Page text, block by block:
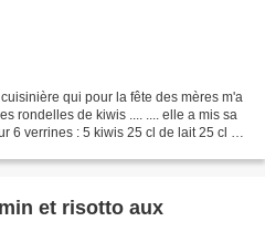
qui pour la fête des mères m'a
rondelles de kiwis .... .... elle a mis sa
6 verrines : 5 kiwis 25 cl de lait 25 cl de
et risotto aux